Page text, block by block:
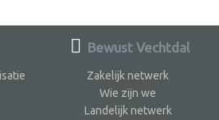
Bewust Vechtdal
Zakelijk netwerk
Wie zijn we
Landelijk netwerk